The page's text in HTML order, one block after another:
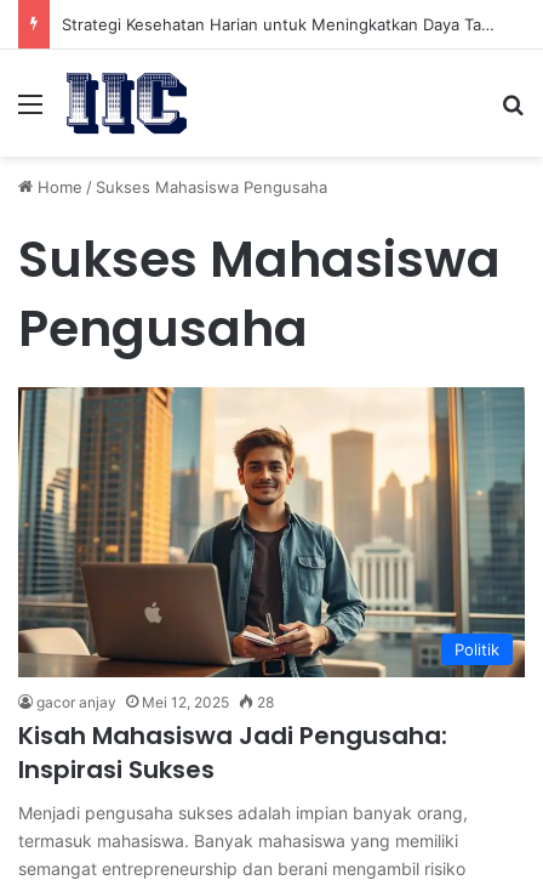
Strategi Kesehatan Harian untuk Meningkatkan Daya Tahan Tubuh dalam Beraktivitas
Menu
Home / Sukses Mahasiswa Pengusaha
Sukses Mahasiswa
Pengusaha
Politik
gacor anjay Mei 12, 2025 28
Kisah Mahasiswa Jadi Pengusaha:
Inspirasi Sukses
Menjadi pengusaha sukses adalah impian banyak orang,
termasuk mahasiswa. Banyak mahasiswa yang memiliki
semangat entrepreneurship dan berani mengambil risiko